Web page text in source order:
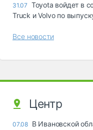
31.07 Toyota войдет в
Truck и Volvo по
Все новости
Центр
07.08 В Ивановской